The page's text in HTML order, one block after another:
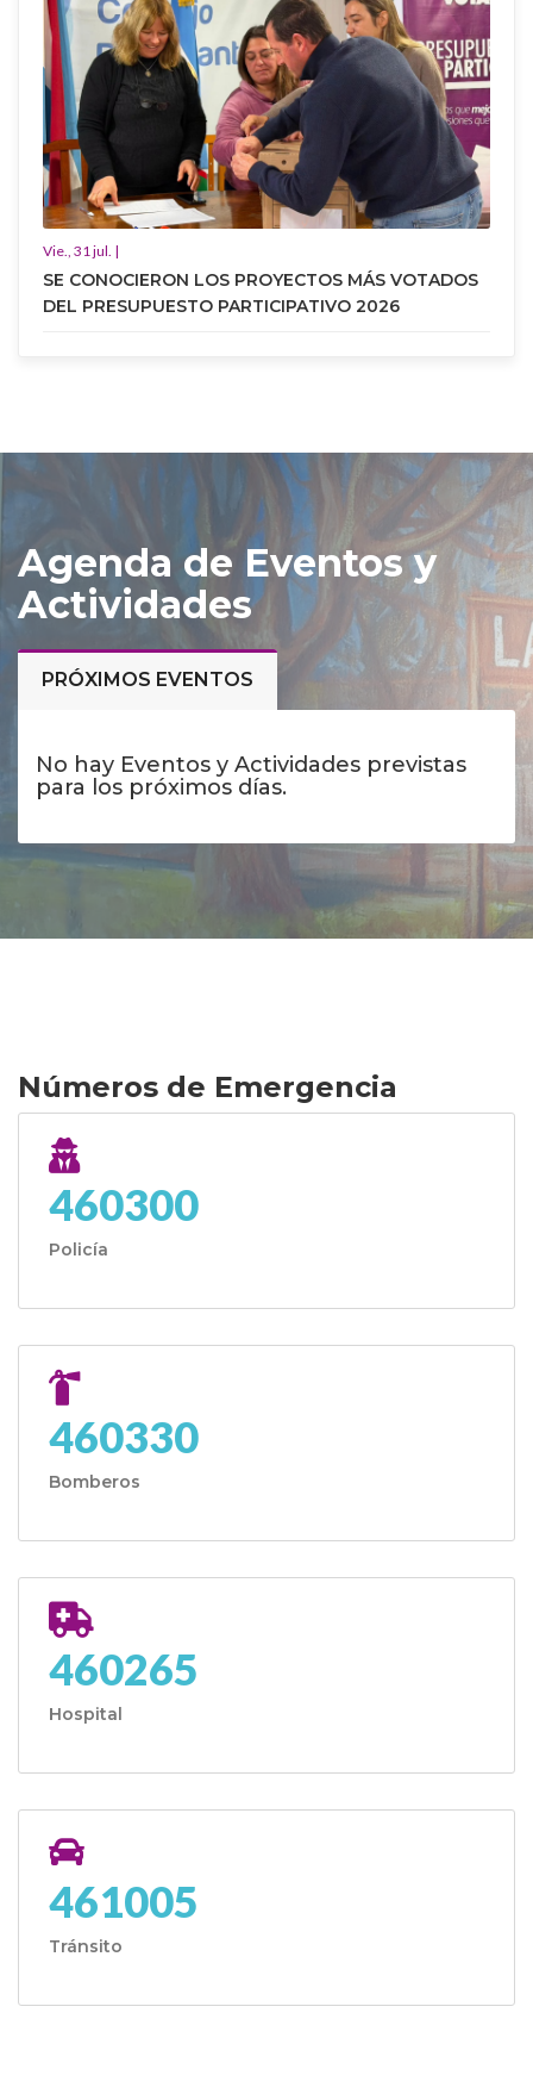
Vie., 31 jul. |
SE CONOCIERON LOS PROYECTOS MÁS VOTADOS
DEL PRESUPUESTO PARTICIPATIVO 2026
Agenda de Eventos y
Actividades
PRÓXIMOS EVENTOS
No hay Eventos y Actividades previstas
para los próximos días.
Números de Emergencia
460300
Policía
460330
Bomberos
460265
Hospital
461005
Tránsito